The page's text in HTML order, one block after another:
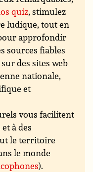
quiz, stimulez
ludique, tout en
approfondir
sources fiables
des sites web
nationale,
et
vous facilitent
à des
le territoire
le monde
).